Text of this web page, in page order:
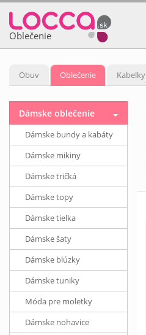
Oblečenie
Obuv Oblečenie Kabelky
Dámske oblečenie
Dámske bundy a kabáty
Dámske mikiny
Dámske tričká
Dámske topy
Dámske tielka
Dámske šaty
Dámske blúzky
Dámske tuniky
Móda pre moletky
Dámske nohavice